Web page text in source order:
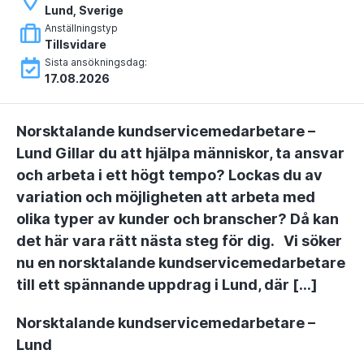
Lund, Sverige
Anställningstyp
Tillsvidare
Sista ansökningsdag:
17.08.2026
Norsktalande kundservicemedarbetare –
Lund Gillar du att hjälpa människor, ta ansvar
och arbeta i ett högt tempo? Lockas du av
variation och möjligheten att arbeta med
olika typer av kunder och branscher? Då kan
det här vara rätt nästa steg för dig. Vi söker
nu en norsktalande kundservicemedarbetare
till ett spännande uppdrag i Lund, där […]
Norsktalande kundservicemedarbetare –
Lund